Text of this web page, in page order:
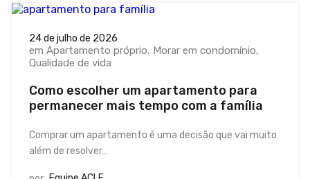
24 de julho de 2026
em Apartamento próprio Morar em condomínio
Qualidade de vida
Como escolher um apartamento para
permanecer mais tempo com a família
Comprar um apartamento é uma decisão que vai muito
além de resolver…